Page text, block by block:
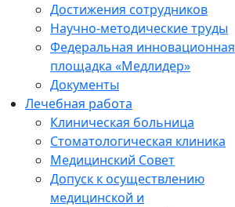
Достижения сотрудников
Научно-методические труды
Федеральная инновационная
площадка «Медлидер»
Документы
Лечебная работа
Клиническая больница
Стоматологическая клиника
Медицинский Совет
Допуск к осуществлению
медицинской и